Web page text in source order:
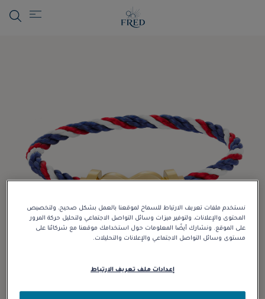
نستخدم ملفات تعريف الارتباط للسماح لموقعنا بالعمل بشكل صحيح، ولتخصيص
المحتوى والإعلانات، ولتوفير ميزات وسائل التواصل الاجتماعي ولتحليل حركة المرور
على الموقع. ونشارك أيضًا المعلومات حول استخدامك موقعنا مع شركائنا على
مستوى وسائل التواصل الاجتماعي والإعلانات والتحليلات.
إعدادات ملف تعريف الارتباط